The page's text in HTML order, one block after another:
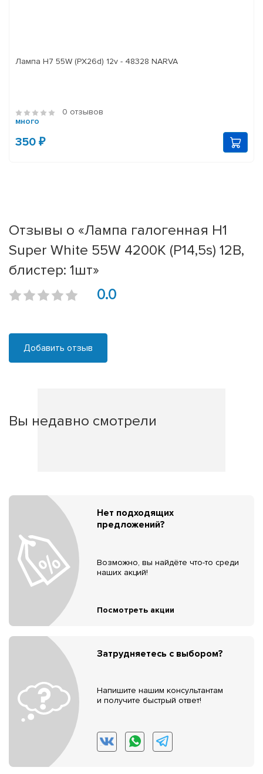
Лампа H7 55W (PX26d) 12v - 48328 NARVA
0 отзывов
много
350 ₽
Отзывы о «Лампа галогенная H1
Super White 55W 4200K (P14,5s) 12В,
блистер: 1шт»
0.0
Добавить отзыв
Вы недавно смотрели
Нет подходящих
предложений?
Возможно, вы найдёте что-то среди
наших акций!
Посмотреть акции
Затрудняетесь с выбором?
Напишите нашим консультантам
и получите быстрый ответ!